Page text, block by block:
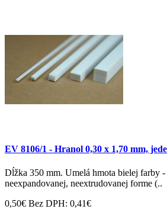
EV 8106/1 - Hranol 0,30 x 1,70 mm,
Dĺžka 350 mm. Umelá hmota bielej farby
neexpandovanej, neextrudovanej forme (..
0,50€ Bez DPH: 0,41€